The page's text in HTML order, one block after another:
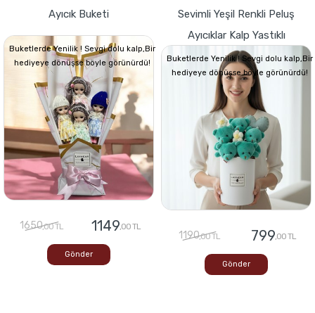
Ayıcık Buketi
Buketlerde Yenilik ! Sevgi dolu kalp,Bir
hediyeye dönüşse böyle görünürdü!
1650,00 TL 1149,00 TL
Gönder
Sevimli Yeşil Renkli Peluş
Ayıcıklar Kalp Yastıklı
Buketlerde Yenilik ! Sevgi dolu kalp,Bir
hediyeye dönüşse böyle görünürdü!
1190,00 TL 799,00 TL
Gönder